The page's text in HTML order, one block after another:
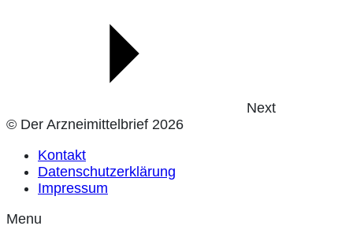
Next
© Der Arzneimittelbrief 2026
Kontakt
Datenschutzerklärung
Impressum
Menu